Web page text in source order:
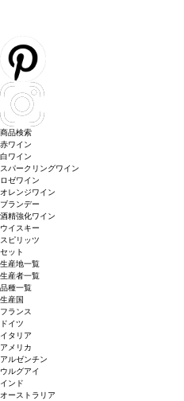
商品検索
赤ワイン
白ワイン
スパークリングワイン
ロゼワイン
オレンジワイン
ブランデー
酒精強化ワイン
ウイスキー
スピリッツ
セット
生産地一覧
生産者一覧
品種一覧
生産国
フランス
ドイツ
イタリア
アメリカ
アルゼンチン
ウルグアイ
インド
オーストラリア